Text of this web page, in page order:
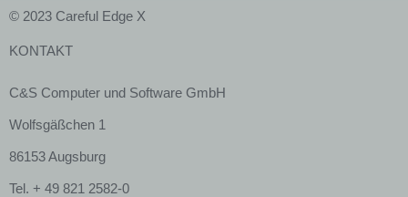
© 2023 Careful Edge X
KONTAKT
C&S Computer und Software GmbH
Wolfsgäßchen 1
86153 Augsburg
Tel. + 49 821 2582-0